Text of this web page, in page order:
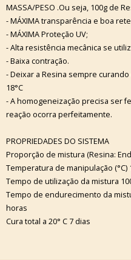
MASSA/PESO .Ou seja, 100g de
- MÁXIMA transparência e boa
- MÁXIMA Proteção UV;
- Alta resistência mecânica se
- Baixa contração.
- Deixar a Resina sempre
18°C
- A homogeneização precisa ser
reação ocorra perfeitamente.
PROPRIEDADES DO SISTEMA
Proporção de mistura (Resina:
Temperatura de manipulação (°C)
Tempo de utilização da mistura
Tempo de endurecimento da
horas
Cura total a 20° C 7 dias